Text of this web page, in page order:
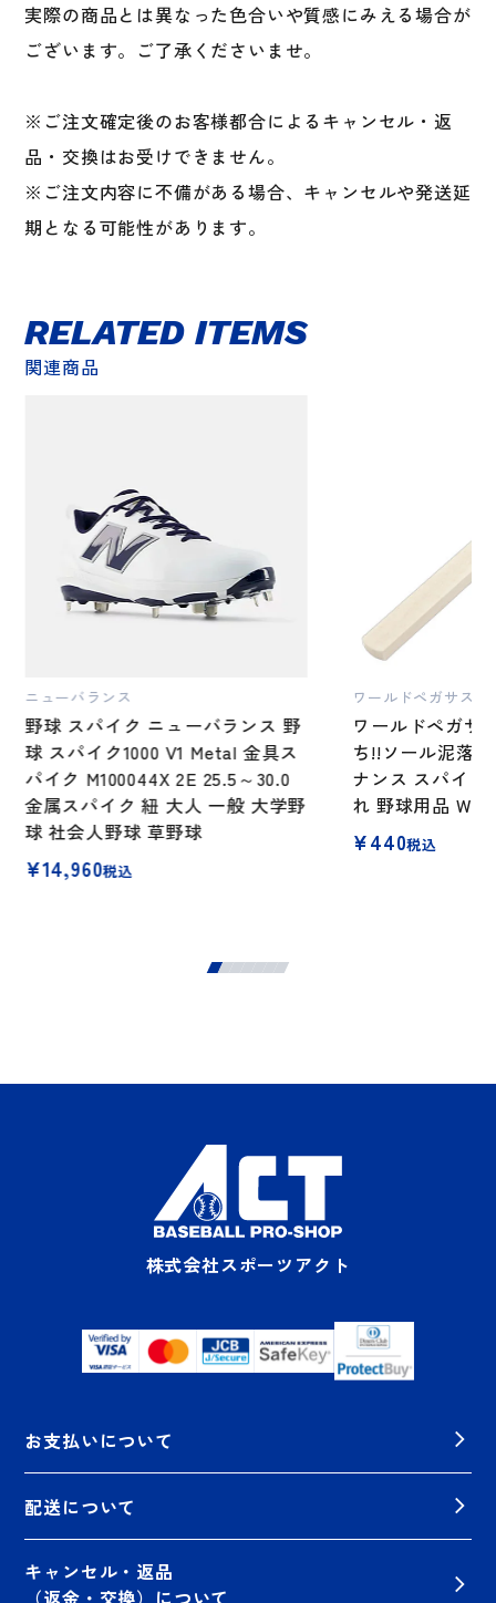
実際の商品とは異なった色合いや質感にみえる場合が
ございます。ご了承くださいませ。
※ご注文確定後のお客様都合によるキャンセル・返
品・交換はお受けできません。
※ご注文内容に不備がある場合、キャンセルや発送延
期となる可能性があります。
関連商品
RELATED ITEMS
ニューバランス
野球 スパイク ニューバランス 野
球 スパイク1000 V1 Metal 金具ス
パイク M100044X 2E 25.5～30.0
金属スパイク 紐 大人 一般 大学野
球 社会人野球 草野球
¥14,960税込
ワールドペガサス
ワールドペガ
ち!!ソール泥落
ナンス スパイク
れ 野球用品
¥440税込
株式会社スポーツアクト
お支払いについて
配送について
キャンセル・返品